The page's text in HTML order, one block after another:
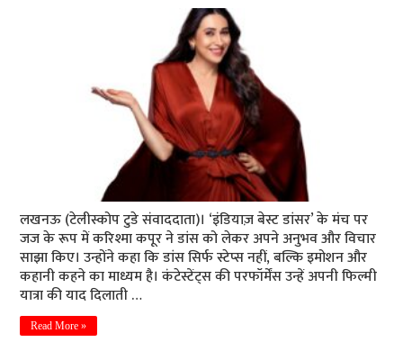
लखनऊ (टेलीस्कोप टुडे संवाददाता)। ‘इंडियाज़ बेस्ट डांसर’ के मंच पर
जज के रूप में करिश्मा कपूर ने डांस को लेकर अपने अनुभव और विचार
साझा किए। उन्होंने कहा कि डांस सिर्फ स्टेप्स नहीं, बल्कि इमोशन और
कहानी कहने का माध्यम है। कंटेस्टेंट्स की परफॉर्मेंस उन्हें अपनी फिल्मी
यात्रा की याद दिलाती …
Read More »